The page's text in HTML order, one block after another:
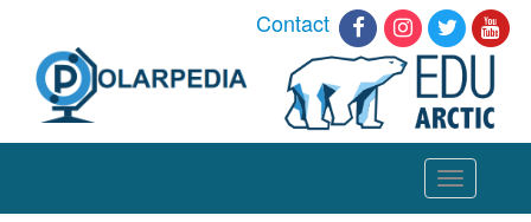
Contact
Toggle
navigation